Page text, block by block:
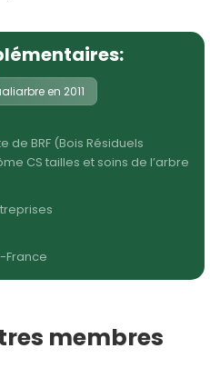
en 2011
BRF (Bois Résiduels
CS tailles et soins de l’arbre
France
membres